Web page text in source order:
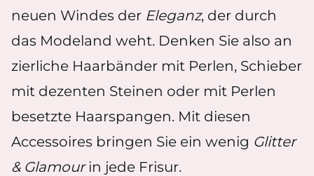
neuen Windes der Eleganz, der durch
das Modeland weht. Denken Sie also an
zierliche Haarbänder mit Perlen, Schieber
mit dezenten Steinen oder mit Perlen
besetzte Haarspangen. Mit diesen
Accessoires bringen Sie ein wenig Glitter
& Glamourin jede Frisur.